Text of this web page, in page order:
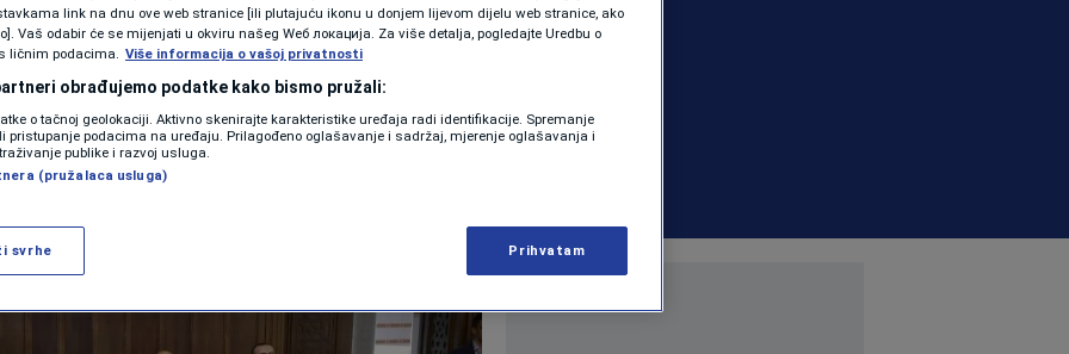
N1 SPECIJAL
FENOMENI
NEISTRAŽENO
VIRALNO
VIDEO
| komentara
Više
link na dnu ove web stranice [ili plutajuću ikonu u donjem lijevom dijelu web stranice, ako
Vaš odabir će se mijenjati u okviru našeg Wеб локација. Za više detalja, pogledajte Uredbu o
ličnim podacima. Više informacija o vašoj privatnosti
obrađujemo podatke kako bismo pružali:
o tačnoj geolokaciji. Aktivno skenirajte karakteristike uređaja radi identifikacije. Spremanje
pristupanje podacima na uređaju. Prilagođeno oglašavanje i sadržaj, mjerenje oglašavanja i
publike i razvoj usluga.
(pružalaca usluga)
svrhe Prihvatam